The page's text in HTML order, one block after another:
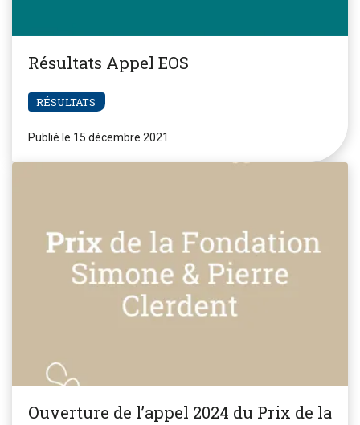
Résultats Appel EOS
RÉSULTATS
Publié le 15 décembre 2021
Ouverture de l’appel 2024 du Prix de la